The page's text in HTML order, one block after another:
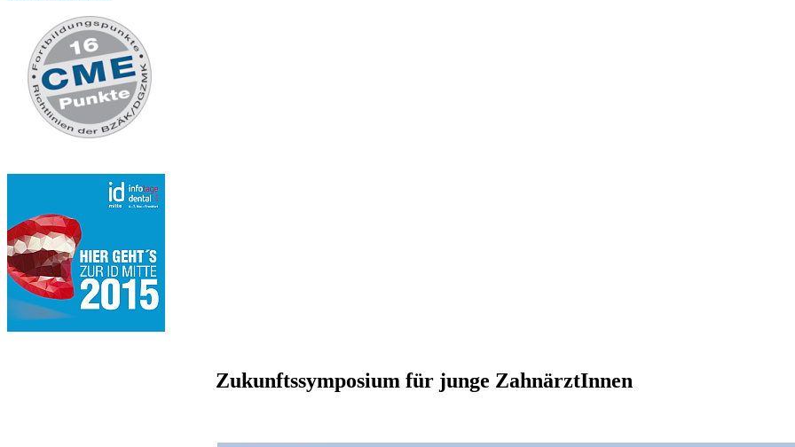
Zukunftssymposium für junge ZahnärztInnen